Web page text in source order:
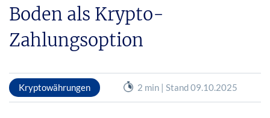
Boden als Krypto-
Zahlungsoption
Kryptowährungen 2 min | Stand 09.10.2025